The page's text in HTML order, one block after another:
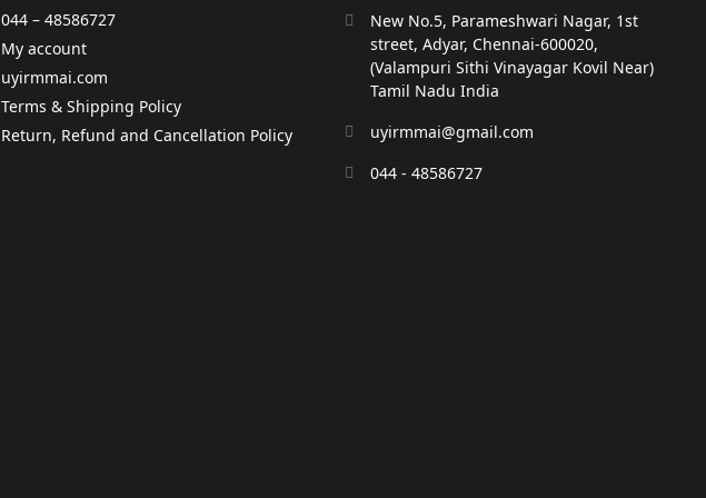
044 – 48586727
My account
uyirmmai.com
Terms & Shipping Policy
Return, Refund and Cancellation Policy
New No.5, Parameshwari Nagar, 1st
street, Adyar, Chennai-600020,
(Valampuri Sithi Vinayagar Kovil Near)
Tamil Nadu India
uyirmmai@gmail.com
044 - 48586727